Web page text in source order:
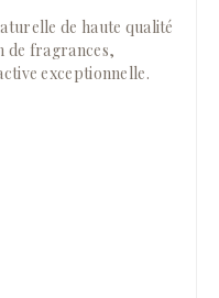
de haute qualité
de fragrances,
exceptionnelle.